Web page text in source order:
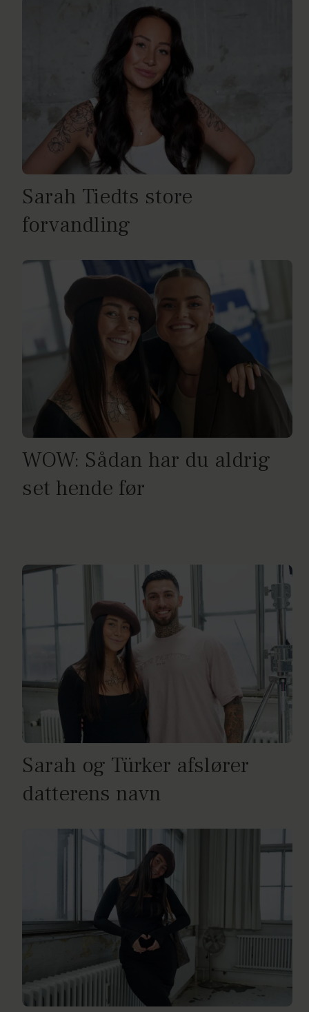
Sarah Tiedts store
forvandling
WOW: Sådan har du aldrig
set hende før
Sarah og Türker afslører
datterens navn